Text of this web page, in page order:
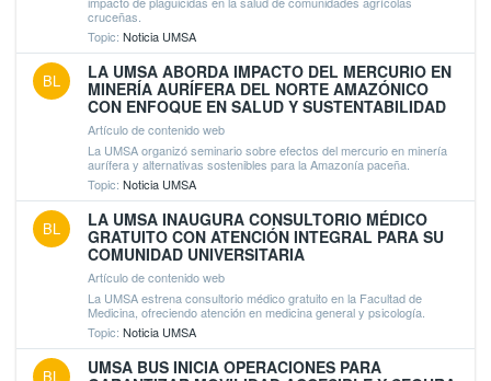
cruceñas.
Topic: Noticia UMSA
BL
LA UMSA ABORDA IMPACTO DEL MERCURIO EN
MINERÍA AURÍFERA DEL NORTE AMAZÓNICO
CON ENFOQUE EN SALUD Y SUSTENTABILIDAD
Artículo de contenido web
La UMSA organizó seminario sobre efectos del mercurio en minería
aurífera y alternativas sostenibles para la Amazonía paceña.
Topic: Noticia UMSA
BL
LA UMSA INAUGURA CONSULTORIO MÉDICO
GRATUITO CON ATENCIÓN INTEGRAL PARA SU
COMUNIDAD UNIVERSITARIA
Artículo de contenido web
La UMSA estrena consultorio médico gratuito en la Facultad de
Medicina, ofreciendo atención en medicina general y psicología.
Topic: Noticia UMSA
BL
UMSA BUS INICIA OPERACIONES PARA